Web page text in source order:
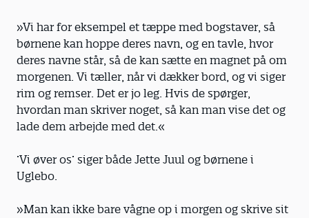
»Vi har for eksempel et tæppe med bogstaver, så
børnene kan hoppe deres navn, og en tavle, hvor
deres navne står, så de kan sætte en magnet på om
morgenen. Vi tæller, når vi dækker bord, og vi siger
rim og remser. Det er jo leg. Hvis de spørger,
hvordan man skriver noget, så kan man vise det og
lade dem arbejde med det.«
’Vi øver os’ siger både Jette Juul og børnene i
Uglebo.
»Man kan ikke bare vågne op i morgen og skrive sit